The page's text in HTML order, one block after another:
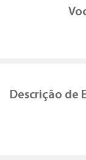
Descrição de